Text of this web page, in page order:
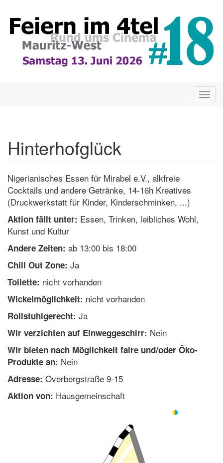
zum
Inhalt
Hinterhofglück
Nigerianisches Essen für Mirabel e.V., alkfreie
Cocktails und andere Getränke, 14-16h Kreatives
(Druckwerkstatt für Kinder, Kinderschminken, ...)
Aktion fällt unter: Essen, Trinken, leibliches Wohl,
Kunst und Kultur
Andere Zeiten: ab 13:00 bis 18:00
Chill Out Zone: Ja
Toilette: nicht vorhanden
Wickelmöglichkeit: nicht vorhanden
Rollstuhlgerecht: Ja
Wir verzichten auf Einweggeschirr: Nein
Wir bieten nach Möglichkeit faire und/oder Öko-
Produkte an: Nein
Adresse: Overbergstraße 9-15
Aktion von: Hausgemeinschaft